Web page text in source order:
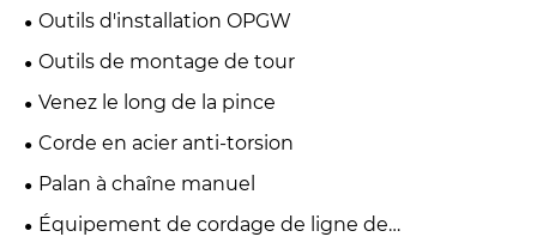
Outils d'installation OPGW
Outils de montage de tour
Venez le long de la pince
Corde en acier anti-torsion
Palan à chaîne manuel
Équipement de cordage de ligne de